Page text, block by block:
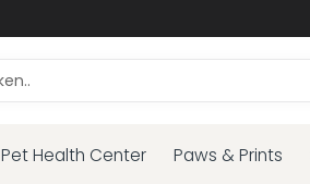
Pet Health Center Paws & Prints